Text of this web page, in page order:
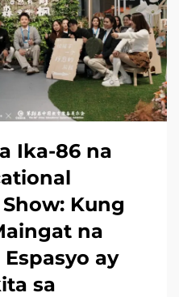
Ika-86 na
Kung
na
ay
sa